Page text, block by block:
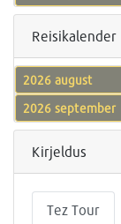
2026 august
2026 september
Kirjeldus
Tez Tour